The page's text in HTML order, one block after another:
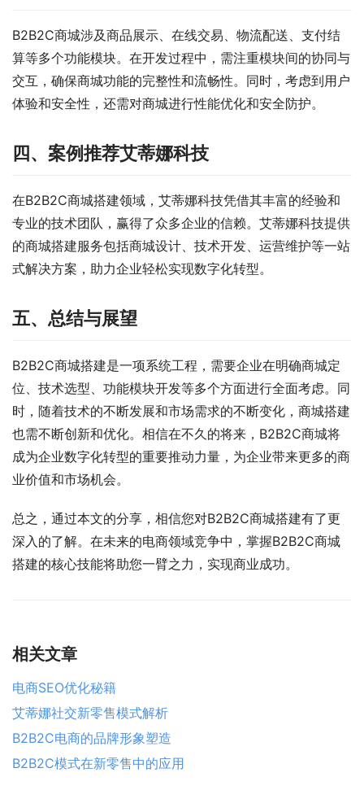
B2B2C商城涉及商品展示、在线交易、物流配送、支付结
算等多个功能模块。在开发过程中，需注重模块间的协同与
交互，确保商城功能的完整性和流畅性。同时，考虑到用户
体验和安全性，还需对商城进行性能优化和安全防护。
四、案例推荐艾蒂娜科技
在B2B2C商城搭建领域，艾蒂娜科技凭借其丰富的经验和
专业的技术团队，赢得了众多企业的信赖。艾蒂娜科技提供
的商城搭建服务包括商城设计、技术开发、运营维护等一站
式解决方案，助力企业轻松实现数字化转型。
五、总结与展望
B2B2C商城搭建是一项系统工程，需要企业在明确商城定
位、技术选型、功能模块开发等多个方面进行全面考虑。同
时，随着技术的不断发展和市场需求的不断变化，商城搭建
也需不断创新和优化。相信在不久的将来，B2B2C商城将
成为企业数字化转型的重要推动力量，为企业带来更多的商
业价值和市场机会。
总之，通过本文的分享，相信您对B2B2C商城搭建有了更
深入的了解。在未来的电商领域竞争中，掌握B2B2C商城
搭建的核心技能将助您一臂之力，实现商业成功。
相关文章
电商SEO优化秘籍
艾蒂娜社交新零售模式解析
B2B2C电商的品牌形象塑造
B2B2C模式在新零售中的应用